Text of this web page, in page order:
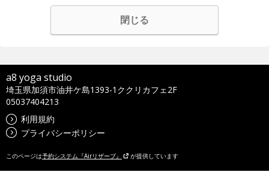
閉じる
a8 yoga studio
埼玉県加須市油井ケ島1393-1ククリカフェ2F
05037404213
利用規約
プライバシーポリシー
このページは予約システム『Airリザーブ』 が提供しています